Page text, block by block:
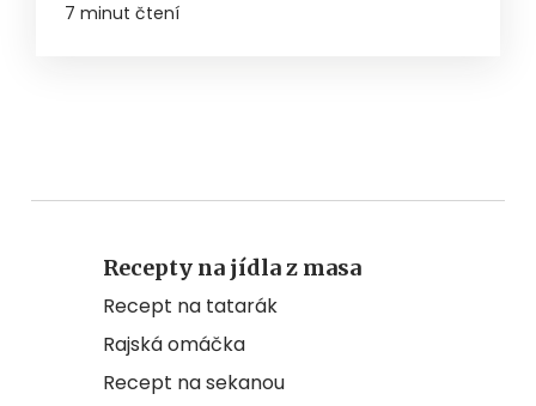
7 minut čtení
Recepty na jídla z masa
Recept na tatarák
Rajská omáčka
Recept na sekanou